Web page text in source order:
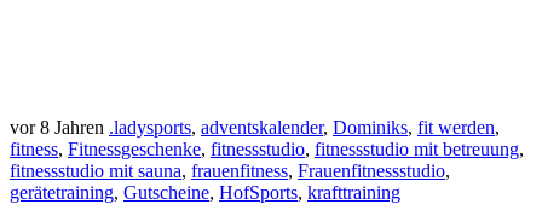
vor 8 Jahren .ladysports, adventskalender, Dominiks, fit werden,
fitness, Fitnessgeschenke, fitnessstudio, fitnessstudio mit betreuung,
fitnessstudio mit sauna, frauenfitness, Frauenfitnessstudio,
gerätetraining, Gutscheine, HofSports, krafttraining